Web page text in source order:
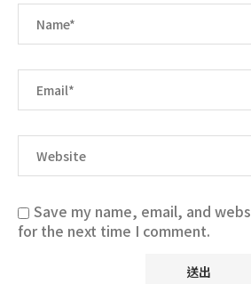
Save my name, email, and
for the next time I comment.